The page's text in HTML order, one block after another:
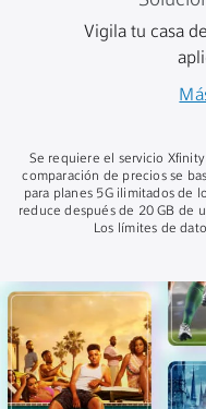
Vigila tu casa
Se requiere el servicio
comparación de precios se
para planes 5G ilimitados de
reduce después de 20 GB de
Los límites de